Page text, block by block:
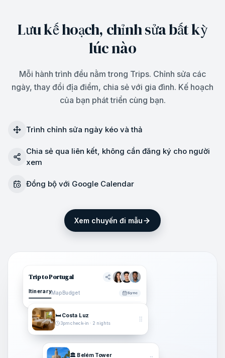
Lưu kế hoạch, chỉnh sửa bất kỳ
lúc nào
Mỗi hành trình đều nằm trong Trips. Chỉnh sửa các
ngày, thay đổi địa điểm, chia sẻ với gia đình. Kế hoạch
của bạn phát triển cùng bạn.
Trình chỉnh sửa ngày kéo và thả
Chia sẻ qua liên kết, không cần đăng ký cho người
xem
Đồng bộ với Google Calendar
Xem chuyến đi mẫu
Trip to Portugal
ItineraryMap Budget Sync
🛏️ Costa Luz
3pm check-in · 2 nights
🏛️ Belém Tower